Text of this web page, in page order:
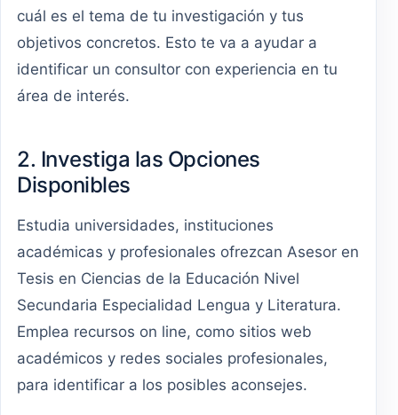
cuál es el tema de tu investigación y tus
objetivos concretos. Esto te va a ayudar a
identificar un consultor con experiencia en tu
área de interés.
2. Investiga las Opciones
Disponibles
Estudia universidades, instituciones
académicas y profesionales ofrezcan Asesor en
Tesis en Ciencias de la Educación Nivel
Secundaria Especialidad Lengua y Literatura.
Emplea recursos on line, como sitios web
académicos y redes sociales profesionales,
para identificar a los posibles aconsejes.